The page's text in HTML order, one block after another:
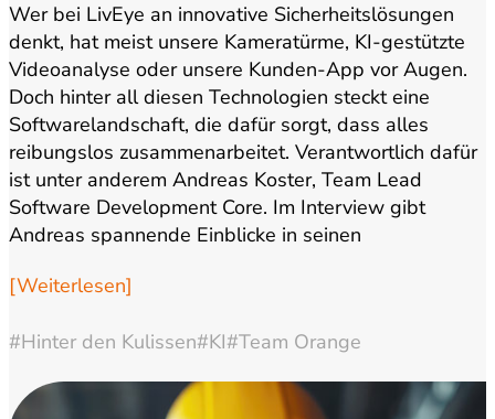
Wer bei LivEye an innovative Sicherheitslösungen
denkt, hat meist unsere Kameratürme, KI-gestützte
Videoanalyse oder unsere Kunden-App vor Augen.
Doch hinter all diesen Technologien steckt eine
Softwarelandschaft, die dafür sorgt, dass alles
reibungslos zusammenarbeitet. Verantwortlich dafür
ist unter anderem Andreas Koster, Team Lead
Software Development Core. Im Interview gibt
Andreas spannende Einblicke in seinen
[Weiterlesen]
#Hinter den Kulissen#KI#Team Orange